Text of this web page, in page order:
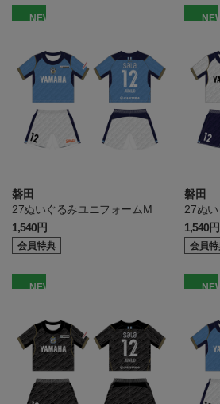
NEW
磐田
27ぬいぐるみユニフォームM
1,540円
会員特典
NEW
磐田
27ぬ
1,540円
会員
NEW NEW